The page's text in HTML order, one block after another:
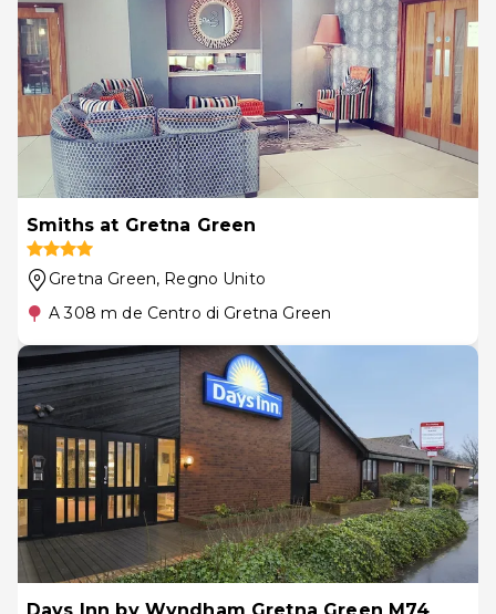
Smiths at Gretna Green
Gretna Green, Regno Unito
A 308 m de Centro di Gretna Green